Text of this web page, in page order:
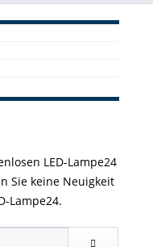
LED-Lampe24
Sie keine Neuigkeit
Lampe24.